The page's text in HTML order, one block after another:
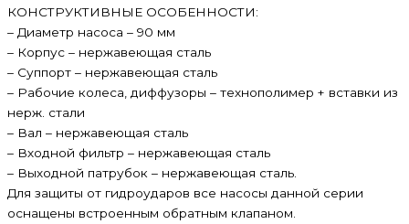
КОНСТРУКТИВНЫЕ ОСОБЕННОСТИ:
– Диаметр насоса – 90 мм
– Корпус – нержавеющая сталь
– Суппорт – нержавеющая сталь
– Рабочие колеса, диффузоры – технополимер + вставки из
нерж. стали
– Вал – нержавеющая сталь
– Входной фильтр – нержавеющая сталь
– Выходной патрубок – нержавеющая сталь.
Для защиты от гидроударов все насосы данной серии
оснащены встроенным обратным клапаном.